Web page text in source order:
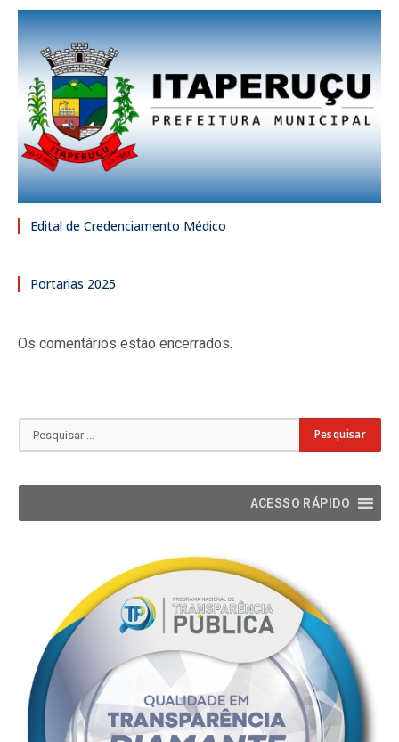
Edital de Credenciamento Médico
Portarias 2025
Os comentários estão encerrados.
ACESSO RÁPIDO